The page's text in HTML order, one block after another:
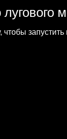
чтобы